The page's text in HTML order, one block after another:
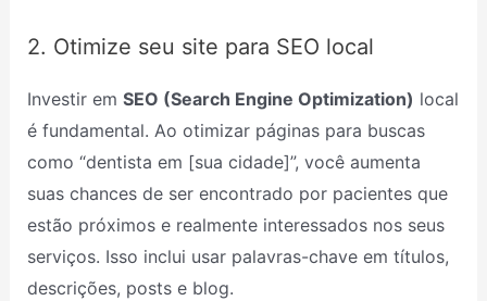
2. Otimize seu site para SEO local
Investir em SEO (Search Engine Optimization) local
é fundamental. Ao otimizar páginas para buscas
como “dentista em [sua cidade]”, você aumenta
suas chances de ser encontrado por pacientes que
estão próximos e realmente interessados nos seus
serviços. Isso inclui usar palavras-chave em títulos,
descrições, posts e blog.